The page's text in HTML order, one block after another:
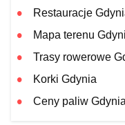
Restauracje
Mapa terenu
Trasy rowerowe
Korki Gdynia
Ceny paliw Gdynia